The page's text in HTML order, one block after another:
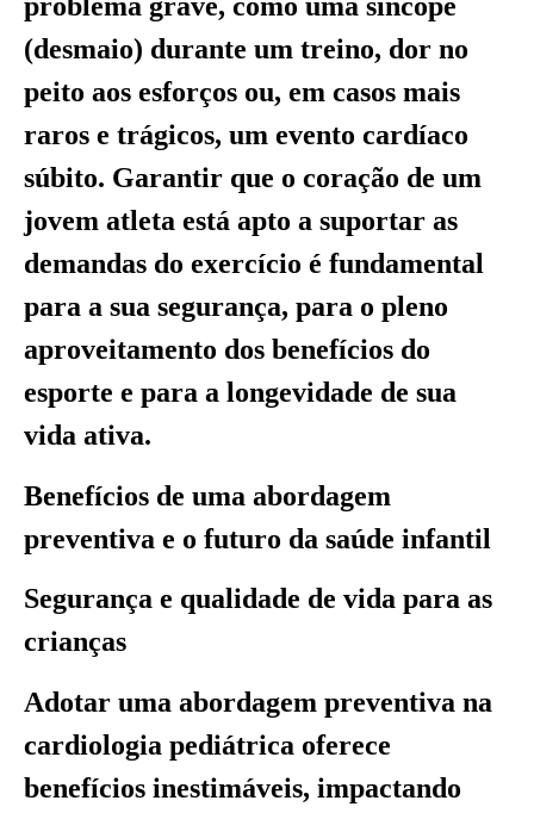
problema grave, como uma síncope
(desmaio) durante um treino, dor no
peito aos esforços ou, em casos mais
raros e trágicos, um evento cardíaco
súbito. Garantir que o coração de um
jovem atleta está apto a suportar as
demandas do exercício é fundamental
para a sua segurança, para o pleno
aproveitamento dos benefícios do
esporte e para a longevidade de sua
vida ativa.
Benefícios de uma abordagem
preventiva e o futuro da saúde infantil
Segurança e qualidade de vida para as
crianças
Adotar uma abordagem preventiva na
cardiologia pediátrica oferece
benefícios inestimáveis, impactando